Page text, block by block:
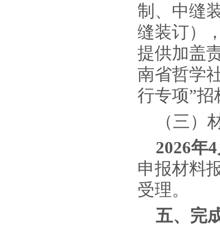
制、中缝
缝装订）
提供加盖
南省哲学
行专项”
（三）
2026年
申报材料
受理。
五、完